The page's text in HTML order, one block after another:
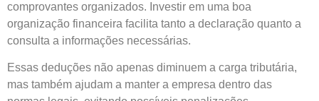
comprovantes organizados. Investir em uma boa
organização financeira facilita tanto a declaração quanto a
consulta a informações necessárias.
Essas deduções não apenas diminuem a carga tributária,
mas também ajudam a manter a empresa dentro das